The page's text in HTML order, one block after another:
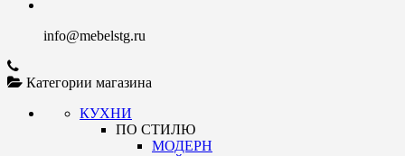
info@mebelstg.ru
Категории магазина
КУХНИ
ПО СТИЛЮ
МОДЕРН